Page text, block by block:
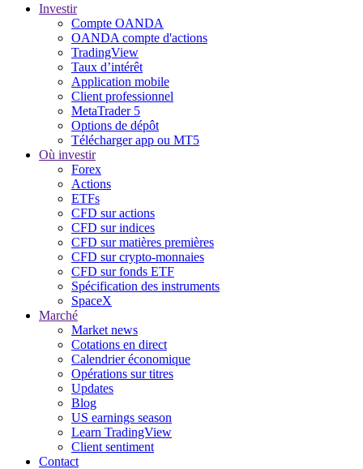
Investir
Compte OANDA
OANDA compte d'actions
TradingView
Taux d’intérêt
Application mobile
Client professionnel
MetaTrader 5
Options de dépôt
Télécharger app ou MT5
Où investir
Forex
Actions
ETFs
CFD sur actions
CFD sur indices
CFD sur matières premières
CFD sur crypto-monnaies
CFD sur fonds ETF
Spécification des instruments
SpaceX
Marché
Market news
Cotations en direct
Calendrier économique
Opérations sur titres
Updates
Blog
US earnings season
Learn TradingView
Client sentiment
Contact